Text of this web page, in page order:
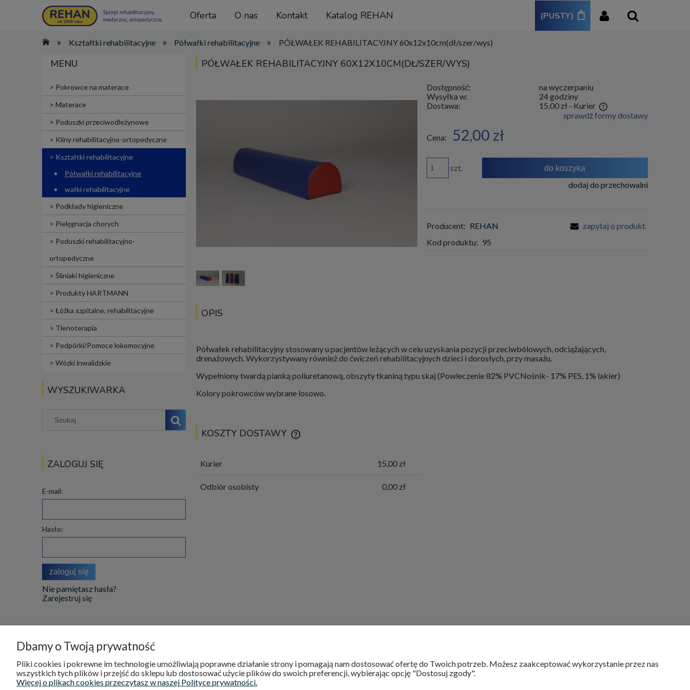
(PUSTY)
Oferta O nas Kontakt Katalog REHAN
» Kształtki rehabilitacyjne » Półwałki rehabilitacyjne » PÓŁWAŁEK REHABILITACYJNY 60x12x10cm(dł/szer/wys)
MENU
Pokrowce na materace
Materace
Poduszki przeciwodleżynowe
Kliny rehabilitacyjno-ortopedyczne
Kształtki rehabilitacyjne
Półwałki rehabilitacyjne
wałki rehabilitacyjne
Podkłady higieniczne
Pielęgnacja chorych
Poduszki rehabilitacyjno-
ortopedyczne
Śliniaki higieniczne
Produkty HARTMANN
Łóżka szpitalne, rehabilitacyjne
Tlenoterapia
Podpórki/Pomoce lokomocyjne
Wózki inwalidzkie
WYSZUKIWARKA
ZALOGUJ SIĘ
E-mail:
Hasło:
zaloguj się
Nie pamiętasz hasła?
Zarejestruj się
PÓŁWAŁEK REHABILITACYJNY 60X12X10CM(DŁ/SZER/WYS)
Dostępność:
na wyczerpaniu
Wysyłka w:
24 godziny
Dostawa:
15,00 zł - Kurier
Cena nie zawiera ewentualnych kosztów
płatności
sprawdź formy dostawy
Cena: 52,00 zł
szt. do koszyka
dodaj do przechowalni
Producent: REHAN
Kod produktu: 95
zapytaj o produkt
OPIS
Półwałek rehabilitacyjny stosowany u pacjentów leżących w celu uzyskania pozycji przeciwbólowych, odciążających,
drenażowych. Wykorzystywany również do ćwiczeń rehabilitacyjnych dzieci i dorosłych, przy masażu.
Wypełniony twardą pianką poliuretanową, obszyty tkaniną typu skaj (Powleczenie 82% PVCNośnik- 17% PES, 1% lakier)
Kolory pokrowców wybrane losowo.
KOSZTY DOSTAWY
CENA NIE ZAWIERA EWENTUALNYCH
Kurier 15,00 zł
Odbiór osobisty 0,00 zł
Koszty dostawy
Reklamacje
Regulamin
Kontakt
Dbamy o Twoją prywatność
Pliki cookies i pokrewne im technologie umożliwiają poprawne działanie strony i pomagają nam dostosować ofertę do Twoich potrzeb. Możesz zaakceptować wykorzystanie przez nas
wszystkich tych plików i przejść do sklepu lub dostosować użycie plików do swoich preferencji, wybierając opcję "Dostosuj zgody".
Więcej o plikach cookies przeczytasz w naszej Polityce prywatności.